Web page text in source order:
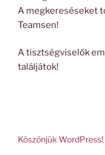
A megkereséseket
Teamsen!
A tisztségviselők
találjátok!
Köszönjük WordPress!